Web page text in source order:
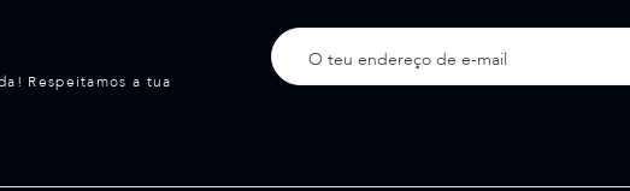
Respeitamos a tua